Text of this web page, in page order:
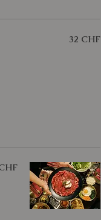
32 CHF